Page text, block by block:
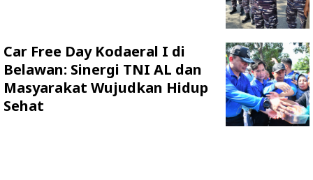
Car Free Day Kodaeral I di
Belawan: Sinergi TNI AL dan
Masyarakat Wujudkan Hidup
Sehat